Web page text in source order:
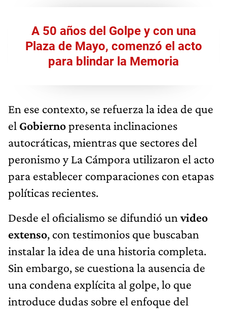
A 50 años del Golpe y con una
Plaza de Mayo, comenzó el acto
para blindar la Memoria
En ese contexto, se refuerza la idea de que
el Gobiernopresenta inclinaciones
autocráticas, mientras que sectores del
peronismo y La Cámpora utilizaron el acto
para establecer comparaciones con etapas
políticas recientes.
Desde el oficialismo se difundió unvideo
extenso, con testimonios que buscaban
instalar la idea de una historia completa.
Sin embargo, se cuestiona la ausencia de
una condena explícita al golpe, lo que
introduce dudas sobre el enfoque del